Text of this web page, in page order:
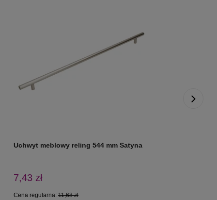
Uchwyt meblowy reling 544 mm Satyna
7,43 zł
Cena regularna: 11,68 zł